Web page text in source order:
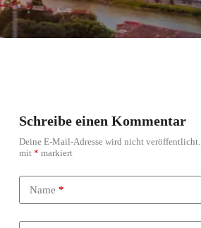
Schreibe einen Kommentar
Deine E-Mail-Adresse wird nicht veröffentlicht.
mit * markiert
Name *